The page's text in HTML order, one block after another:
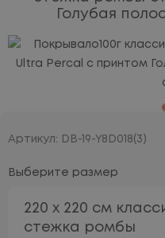
Голубая
Артикул: DB-19-Y8D018(3)
Выберите размер
220 х 220 см
стежка ромбы